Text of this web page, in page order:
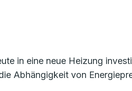
in eine neue Heizung
Abhängigkeit von